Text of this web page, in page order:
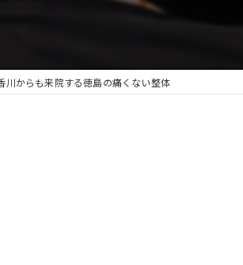
川からも来院する徳島の痛くない整体